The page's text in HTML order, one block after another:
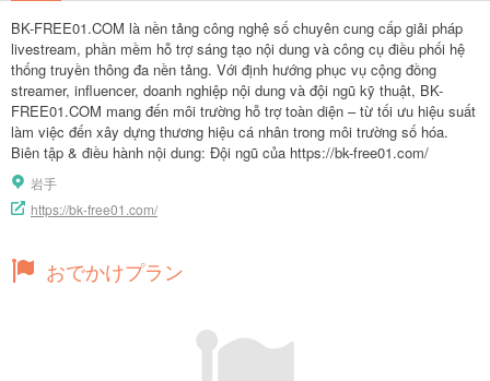
BK-FREE01.COM là nền tảng công nghệ số chuyên cung cấp giải pháp
livestream, phần mềm hỗ trợ sáng tạo nội dung và công cụ điều phối hệ
thống truyền thông đa nền tảng. Với định hướng phục vụ cộng đồng
streamer, influencer, doanh nghiệp nội dung và đội ngũ kỹ thuật, BK-
FREE01.COM mang đến môi trường hỗ trợ toàn diện – từ tối ưu hiệu suất
làm việc đến xây dựng thương hiệu cá nhân trong môi trường số hóa.
Biên tập & điều hành nội dung: Đội ngũ của https://bk-free01.com/
岩手
https://bk-free01.com/
おでかけプラン